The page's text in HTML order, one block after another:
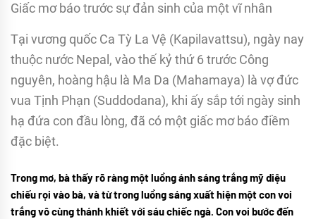
Giấc mơ báo trước sự đản sinh của một vĩ nhân
Tại vương quốc Ca Tỳ La Vệ (Kapilavattsu), ngày nay
thuộc nước Nepal, vào thế kỷ thứ 6 trước Công
nguyên, hoàng hậu là Ma Da (Mahamaya) là vợ đức
vua Tịnh Phạn (Suddodana), khi ấy sắp tới ngày sinh
hạ đứa con đầu lòng, đã có một giấc mơ báo điềm
đặc biệt.
Trong mơ, bà thấy rõ ràng một luồng ánh sáng trắng mỹ diệu
chiếu rọi vào bà, và từ trong luồng sáng xuất hiện một con voi
trắng vô cùng thánh khiết với sáu chiếc ngà. Con voi bước đến